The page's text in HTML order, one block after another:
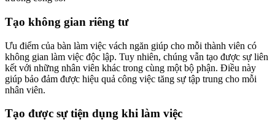
Tạo không gian riêng tư
Ưu điểm của bàn làm việc vách ngăn giúp cho mỗi thành viên có
không gian làm việc độc lập. Tuy nhiên, chúng vẫn tạo được sự liên
kết với những nhân viên khác trong cùng một bộ phận. Điều này
giúp bảo đảm được hiệu quả công việc tăng sự tập trung cho mỗi
nhân viên.
Tạo được sự tiện dụng khi làm việc